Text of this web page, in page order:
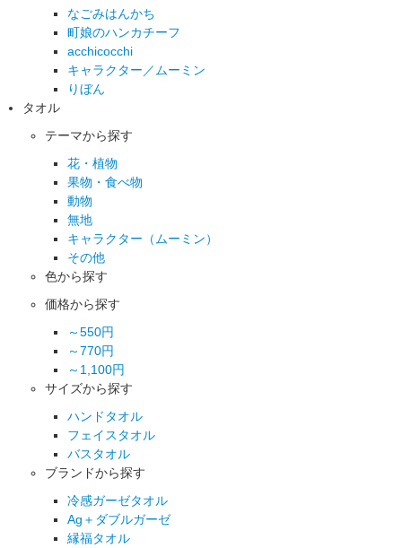
なごみはんかち
町娘のハンカチーフ
acchicocchi
キャラクター／ムーミン
りぼん
タオル
テーマから探す
花・植物
果物・食べ物
動物
無地
キャラクター（ムーミン）
その他
色から探す
価格から探す
～550円
～770円
～1,100円
サイズから探す
ハンドタオル
フェイスタオル
バスタオル
ブランドから探す
冷感ガーゼタオル
Ag＋ダブルガーゼ
縁福タオル